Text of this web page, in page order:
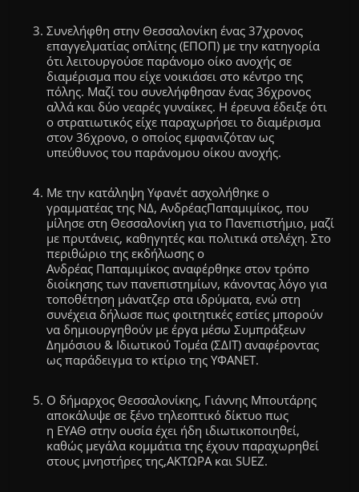
Συνελήφθη στην Θεσσαλονίκη ένας 37χρονος
επαγγελματίας οπλίτης (ΕΠΟΠ) με την κατηγορία
ότι λειτουργούσε παράνομο οίκο ανοχής σε
διαμέρισμα που είχε νοικιάσει στο κέντρο της
πόλης. Μαζί του συνελήφθησαν ένας 36χρονος
αλλά και δύο νεαρές γυναίκες. Η έρευνα έδειξε ότι
ο στρατιωτικός είχε παραχωρήσει το διαμέρισμα
στον 36χρονο, ο οποίος εμφανιζόταν ως
υπεύθυνος του παράνομου οίκου ανοχής.
Με την κατάληψηΥφανέτ ασχολήθηκε ο
γραμματέας της ΝΔ, ΑνδρέαςΠαπαμιμίκος, που
μίλησε στη Θεσσαλονίκη για το Πανεπιστήμιο, μαζί
με πρυτάνεις, καθηγητές και πολιτικά στελέχη. Στο
περιθώριο της εκδήλωσης ο
Ανδρέας Παπαμιμίκος αναφέρθηκε στον τρόπο
διοίκησης των πανεπιστημίων, κάνοντας λόγο για
τοποθέτηση μάνατζερ στα ιδρύματα, ενώ στη
συνέχεια δήλωσε πως φοιτητικές εστίες μπορούν
να δημιουργηθούν με έργα μέσω Συμπράξεων
Δημόσιου & Ιδιωτικού Τομέα (ΣΔΙΤ) αναφέροντας
ως παράδειγμα το κτίριο τηςΥΦΑΝΕΤ.
Ο δήμαρχος Θεσσαλονίκης, Γιάννης Μπουτάρης
αποκάλυψε σε ξένο τηλεοπτικό δίκτυο πως
η ΕΥΑΘ στην ουσία έχει ήδη ιδιωτικοποιηθεί,
καθώς μεγάλα κομμάτια της έχουν παραχωρηθεί
στους μνηστήρες της,ΑΚΤΩΡΑκαιSUEZ.